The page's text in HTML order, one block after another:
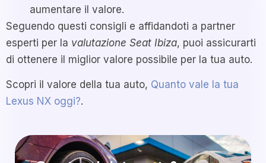
aumentare il valore.
Seguendo questi consigli e affidandoti a partner
esperti per la valutazione Seat Ibiza, puoi assicurarti
di ottenere il miglior valore possibile per la tua auto.
Scopri il valore della tua auto, Quanto vale la tua
Lexus NX oggi?.